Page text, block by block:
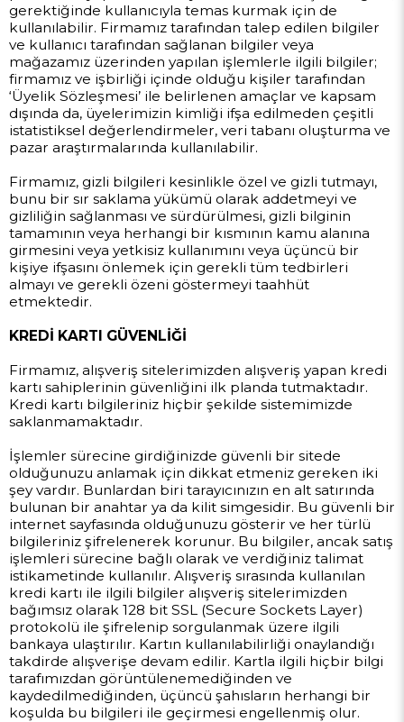
gerektiğinde kullanıcıyla temas kurmak için de
kullanılabilir. Firmamız tarafından talep edilen bilgiler
ve kullanıcı tarafından sağlanan bilgiler veya
mağazamız üzerinden yapılan işlemlerle ilgili bilgiler;
firmamız ve işbirliği içinde olduğu kişiler tarafından
‘Üyelik Sözleşmesi’ ile belirlenen amaçlar ve kapsam
dışında da, üyelerimizin kimliği ifşa edilmeden çeşitli
istatistiksel değerlendirmeler, veri tabanı oluşturma ve
pazar araştırmalarında kullanılabilir.
Firmamız, gizli bilgileri kesinlikle özel ve gizli tutmayı,
bunu bir sır saklama yükümü olarak addetmeyi ve
gizliliğin sağlanması ve sürdürülmesi, gizli bilginin
tamamının veya herhangi bir kısmının kamu alanına
girmesini veya yetkisiz kullanımını veya üçüncü bir
kişiye ifşasını önlemek için gerekli tüm tedbirleri
almayı ve gerekli özeni göstermeyi taahhüt
etmektedir.
KREDİ KARTI GÜVENLİĞİ
Firmamız, alışveriş sitelerimizden alışveriş yapan kredi
kartı sahiplerinin güvenliğini ilk planda tutmaktadır.
Kredi kartı bilgileriniz hiçbir şekilde sistemimizde
saklanmamaktadır.
İşlemler sürecine girdiğinizde güvenli bir sitede
olduğunuzu anlamak için dikkat etmeniz gereken iki
şey vardır. Bunlardan biri tarayıcınızın en alt satırında
bulunan bir anahtar ya da kilit simgesidir. Bu güvenli bir
internet sayfasında olduğunuzu gösterir ve her türlü
bilgileriniz şifrelenerek korunur. Bu bilgiler, ancak satış
işlemleri sürecine bağlı olarak ve verdiğiniz talimat
istikametinde kullanılır. Alışveriş sırasında kullanılan
kredi kartı ile ilgili bilgiler alışveriş sitelerimizden
bağımsız olarak 128 bit SSL (Secure Sockets Layer)
protokolü ile şifrelenip sorgulanmak üzere ilgili
bankaya ulaştırılır. Kartın kullanılabilirliği onaylandığı
takdirde alışverişe devam edilir. Kartla ilgili hiçbir bilgi
tarafımızdan görüntülenemediğinden ve
kaydedilmediğinden, üçüncü şahısların herhangi bir
koşulda bu bilgileri ile geçirmesi engellenmiş olur.